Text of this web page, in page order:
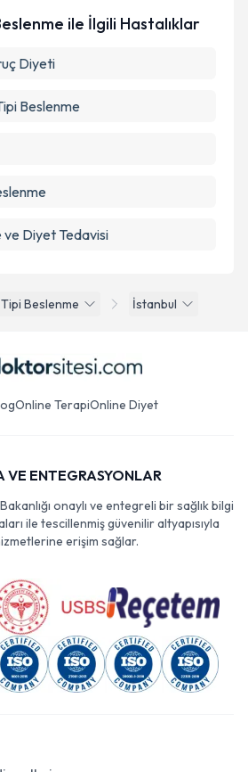
Beslenme İstanbul
ile İlgili Hastalıklar
Diyeti
Beslenme
ve Diyet Tedavisi
Online TerapiOnline Diyet
VE ENTEGRASYONLAR
onaylı ve entegreli bir sağlık bilgi
ile tescillenmiş güvenilir altyapısıyla
erişim sağlar.